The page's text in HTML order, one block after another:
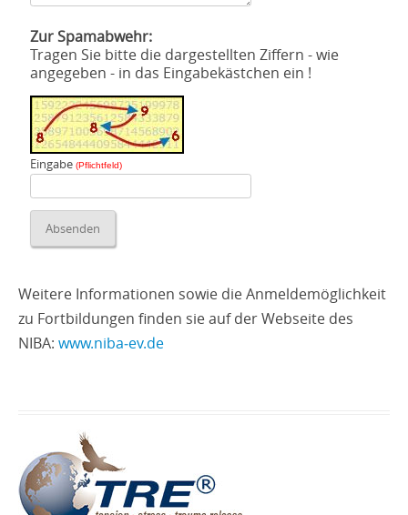
Zur Spamabwehr:
Tragen Sie bitte die dargestellten Ziffern - wie
angegeben - in das Eingabekästchen ein !
Eingabe (Pflichtfeld)
Weitere Informationen sowie die Anmeldemöglichkeit
zu Fortbildungen finden sie auf der Webseite des
NIBA: www.niba‑ev.de